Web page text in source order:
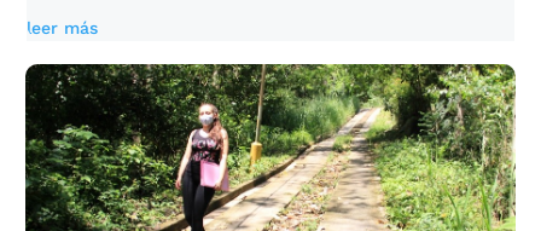
leer más